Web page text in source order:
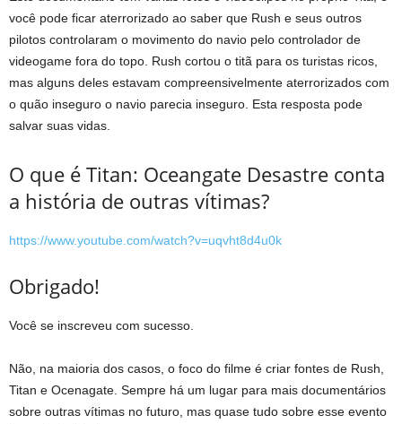
você pode ficar aterrorizado ao saber que Rush e seus outros
pilotos controlaram o movimento do navio pelo controlador de
videogame fora do topo. Rush cortou o titã para os turistas ricos,
mas alguns deles estavam compreensivelmente aterrorizados com
o quão inseguro o navio parecia inseguro. Esta resposta pode
salvar suas vidas.
O que é Titan: Oceangate Desastre conta
a história de outras vítimas?
https://www.youtube.com/watch?v=uqvht8d4u0k
Obrigado!
Você se inscreveu com sucesso.
Não, na maioria dos casos, o foco do filme é criar fontes de Rush,
Titan e Ocenagate. Sempre há um lugar para mais documentários
sobre outras vítimas no futuro, mas quase tudo sobre esse evento